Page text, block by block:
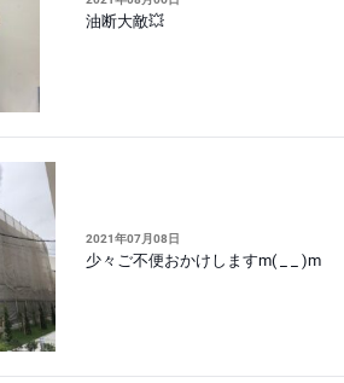
油断大敵💥
2021年07月08日
少々ご不便おかけしますm( _ _ )m